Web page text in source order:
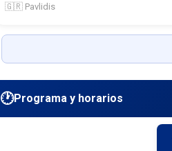
🇬🇷 Pavlidis
🕐Programa y horarios